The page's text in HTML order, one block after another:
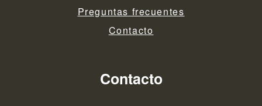
Preguntas frecuentes
Contacto
Contacto